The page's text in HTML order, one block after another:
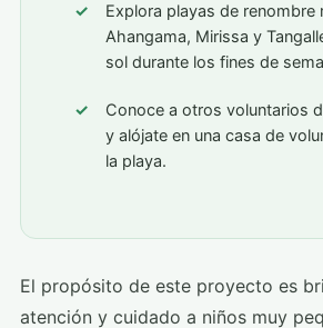
Explora playas de renombre
Ahangama, Mirissa y
sol durante los fines de
Conoce a otros voluntarios
y alójate en una casa de
la playa.
El propósito de este proyecto es
atención y cuidado a niños muy